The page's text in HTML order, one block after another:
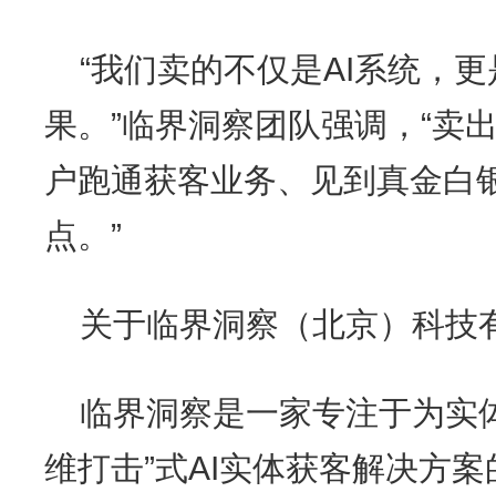
“我们卖的不仅是AI系统，
果。”临界洞察团队强调，“卖
户跑通获客业务、见到真金白
点。”
关于临界洞察（北京）科技
临界洞察是一家专注于为实
维打击”式AI实体获客解决方